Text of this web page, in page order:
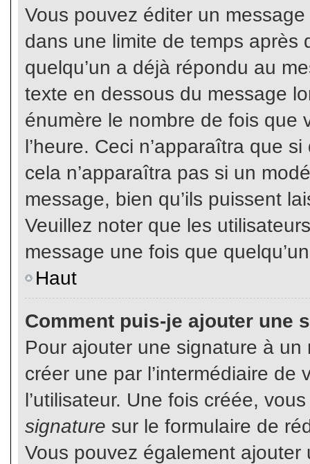
Vous pouvez éditer un
dans une limite de temps après
quelqu’un a déjà répondu au
texte en dessous du message
énumère le nombre de fois que
l’heure. Ceci n’apparaîtra que
cela n’apparaîtra pas si un
message, bien qu’ils puissent
Veuillez noter que les
message une fois que
Haut
Comment puis-je ajouter une
Pour ajouter une signature à un
créer une par l’intermédiaire
l’utilisateur. Une fois créée,
signature sur le formulaire de
Vous pouvez également